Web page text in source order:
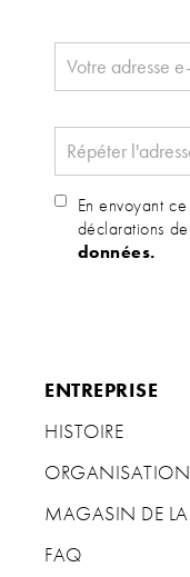
En envoyant
déclarations
données.
ENTREPRISE
HISTOIRE
ORGANISATION
MAGASIN DE
FAQ